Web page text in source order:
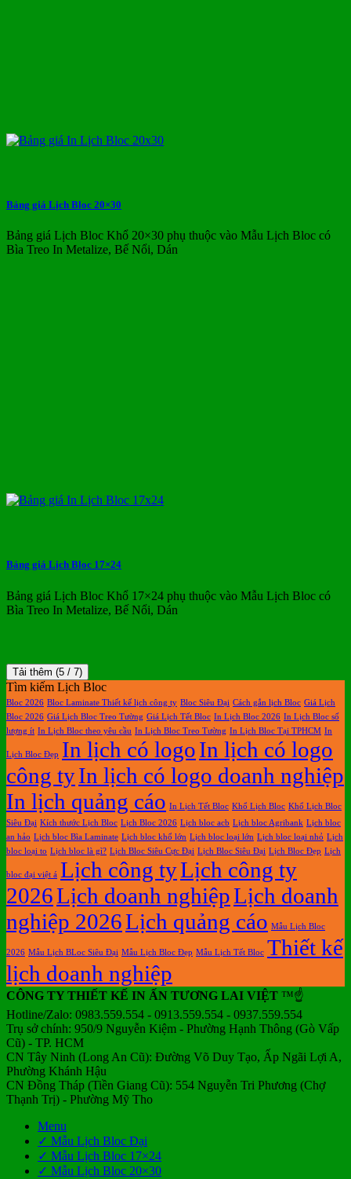
Bảng giá Lịch Bloc 20×30
Bảng giá Lịch Bloc Khổ 20×30 phụ thuộc vào Mẫu Lịch Bloc có
Bìa Treo In Metalize, Bế Nổi, Dán
Bảng giá Lịch Bloc 17×24
Bảng giá Lịch Bloc Khổ 17×24 phụ thuộc vào Mẫu Lịch Bloc có
Bìa Treo In Metalize, Bế Nổi, Dán
Tải thêm (5 / 7)
Tìm kiếm Lịch Bloc
Bloc 2026 Bloc Laminate Thiết kế lịch công ty Bloc Siêu Đại Cách gắn lịch Bloc Giá Lịch
Bloc 2026 Giá Lịch Bloc Treo Tường Giá Lịch Tết Bloc In Lịch Bloc 2026 In Lịch Bloc số
lượng ít In Lịch Bloc theo yêu cầu In Lịch Bloc Treo Tường In Lịch Bloc Tại TPHCM In
Lịch Bloc Đẹp In lịch có logoIn lịch có logo
công tyIn lịch có logo doanh nghiệp
In lịch quảng cáo In Lịch Tết Bloc Khổ Lịch Bloc Khổ Lịch Bloc
Siêu Đại Kích thước Lịch Bloc Lịch Bloc 2026 Lịch bloc acb Lịch bloc Agribank Lịch bloc
an hảo Lịch bloc Bìa Laminate Lịch bloc khổ lớn Lịch bloc loại lớn Lịch bloc loại nhỏ Lịch
bloc loại to Lịch bloc là gì? Lịch Bloc Siêu Cực Đại Lịch Bloc Siêu Đại Lịch Bloc Đẹp Lịch
bloc đại việt á Lịch công tyLịch công ty
2026Lịch doanh nghiệpLịch doanh
nghiệp 2026Lịch quảng cáo Mẫu Lịch Bloc
2026 Mẫu Lịch BLoc Siêu Đại Mẫu Lịch Bloc Đẹp Mẫu Lịch Tết Bloc Thiết kế
lịch doanh nghiệp
CÔNG TY THIẾT KẾ IN ẤN TƯƠNG LAI VIỆT ™☝️
Hotline/Zalo: 0983.559.554 - 0913.559.554 - 0937.559.554
Trụ sở chính: 950/9 Nguyễn Kiệm - Phường Hạnh Thông (Gò Vấp
Cũ) - TP. HCM
CN Tây Ninh (Long An Cũ): Đường Võ Duy Tạo, Ấp Ngãi Lợi A,
Phường Khánh Hậu
CN Đồng Tháp (Tiền Giang Cũ): 554 Nguyễn Tri Phương (Chợ
Thạnh Trị) - Phường Mỹ Tho
Menu
✓ Mẫu Lịch Bloc Đại
✓ Mẫu Lịch Bloc 17×24
✓ Mẫu Lịch Bloc 20×30